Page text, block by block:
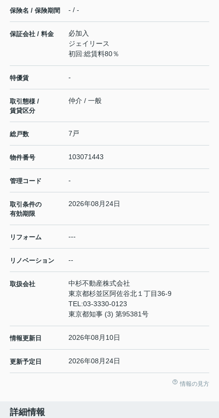
保険名 / 保険期間 - / -
保証会社 / 料金
必加入
ジェイリース
初回:総賃料80％
特優賃 -
取引態様 /
賃貸区分
仲介 / 一般
総戸数 7戸
物件番号 103071443
管理コード -
取引条件の
有効期限
2026年08月24日
リフォーム ---
リノベーション --
取扱会社
中杉不動産株式会社
東京都杉並区阿佐谷北１丁目36-9
TEL:03-3330-0123
東京都知事 (3) 第95381号
情報更新日 2026年08月10日
更新予定日 2026年08月24日
情報の見方
詳細情報